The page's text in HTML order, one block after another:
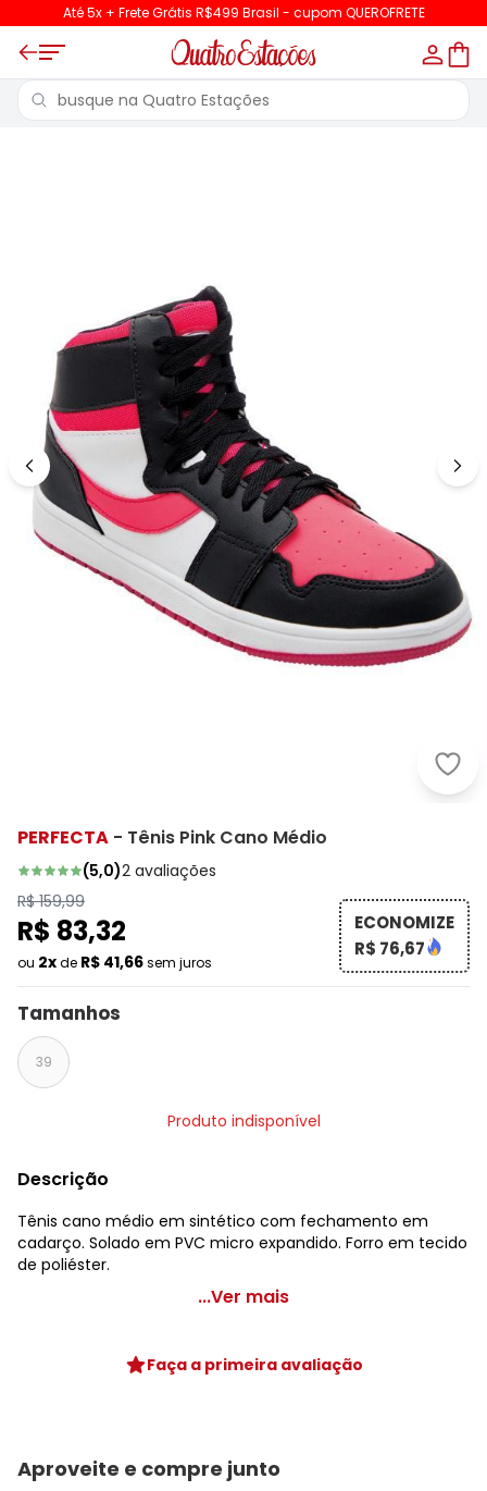
Até 5x + Frete Grátis R$499 Brasil - cupom QUEROFRETE
PERFECTA - Tênis Pink Cano Médio
(5,0)2 avaliações
R$ 159,99
R$ 83,32
ou 2xde R$ 41,66sem juros
ECONOMIZE
R$ 76,67
Tamanhos
39
Produto indisponível
Descrição
Tênis cano médio em sintético com fechamento em
cadarço. Solado em PVC micro expandido. Forro em tecido
de poliéster.
Perfecta - Tênis Pink Cano Médio
Tecido: Sintético
Composição: Sintético/tecido/pvc
O preço apresentado abaixo é o menor oferecido em
algum dia do mês, para o menor tamanho disponível.
...Ver mais
Faça a primeira avaliação
Aproveite e compre junto